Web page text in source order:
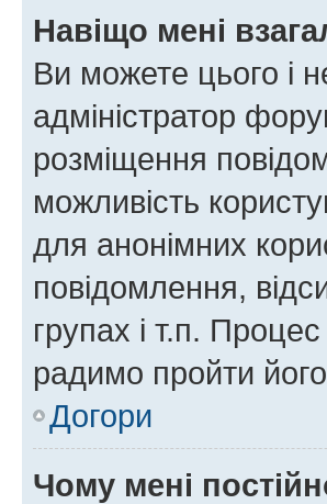
Навіщо мені
Ви можете цього і
адміністратор
розміщення
можливість
для анонімних
повідомлення,
групах і т.п.
радимо пройти
Догори
Чому мені